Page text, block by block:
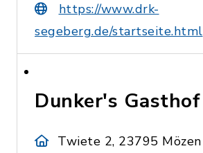
https://www.drk-
segeberg.de/startseite.html
Dunker's Gasthof
Twiete 2, 23795 Mözen